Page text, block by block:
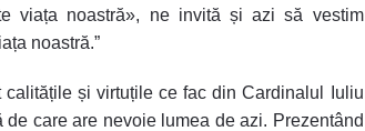
viața noastră», ne invită și azi să vestim
noastră.”
și virtuțile ce fac din Cardinalul Iuliu
care are nevoie lumea de azi. Prezentând